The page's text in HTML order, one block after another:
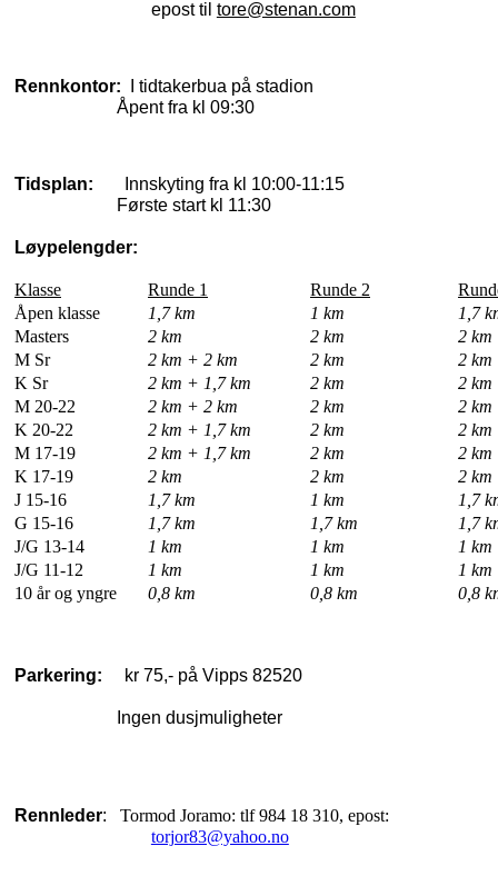
epost til tore@stenan.com
Rennkontor:
I tidtakerbua på stadion
Åpent fra kl 09:30
Tidsplan:
Innskyting fra kl 10:00-11:15
Første start kl 11:30
Løypelengder:
Klasse Runde 1 Runde 2
Åpen klasse
1,7 km 1 km
1,7
Masters
2 km 2 km
2 km
M Sr
2 km + 2 km 2 km
2 km
K Sr
2 km + 1,7 km 2 km
2 km
M 20-22
2 km + 2 km 2 km
2 km
K 20-22
2 km + 1,7 km 2 km
2 km
M 17-19
2 km + 1,7 km 2 km
2 km
K 17-19
2 km 2 km
2 km
J 15-16
1,7 km 1 km
1,7
G 15-16
1,7 km 1,7 km
1,7
J/G 13-14
1 km 1 km
1 km
J/G 11-12
1 km 1 km
1 km
10 år og yngre
0,8 km 0,8 km 0,8
Parkering: kr 75,- på Vipps 82520
Ingen dusjmuligheter
Rennleder:
Tormod Joramo: tlf 984 18 310, epost:
torjor83@yahoo.no